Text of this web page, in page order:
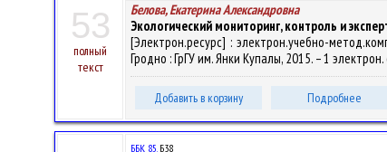
53
полный
текст
Белова, Екатерина Александровна
Экологический мониторинг, контроль и
[Электрон.ресурс] : электрон.учебно-
Гродно : ГрГУ им. Янки Купалы, 2015. – 1
Добавить в корзину Подробнее
ББК 85.Б38